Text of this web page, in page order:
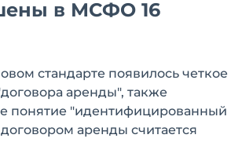
в МСФО 16
стандарте появилось четкое
аренды", также
понятие "идентифицированный
аренды считается